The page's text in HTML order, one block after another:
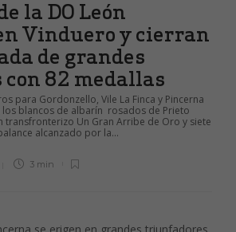
la DO León
Vinduero y cierran
de grandes
con 82 medallas
para Gordonzello, Vile La Finca y Pincerna
los blancos de albarín rosados de Prieto
transfronterizo Un Gran Arribe de Oro y siete
alcanzado por la...
3 min